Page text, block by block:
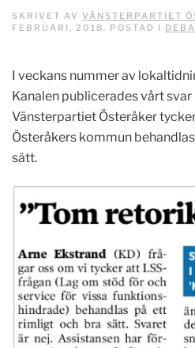
SKRIVET AV VÄNSTERPARTIET
FEBRUARI, 2018. POSTAD I
I veckans nummer av
Kanalen publicerades vårt svar
Vänsterpartiet Österåker
Österåkers kommun
sätt.